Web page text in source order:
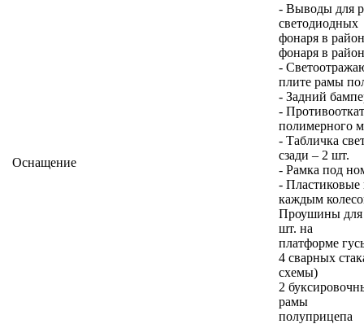
Оснащение
- Выводы для
светодиодных
фонаря в
фонаря в
-
плите рамы
- Задний
-
полимерного
- Табличка
сзади – 2 шт.
- Рамка под
- Пластиковые
каждым
Проушины для
шт. на
платформе
4 сварных
схемы)
2
рамы
полуприцепа